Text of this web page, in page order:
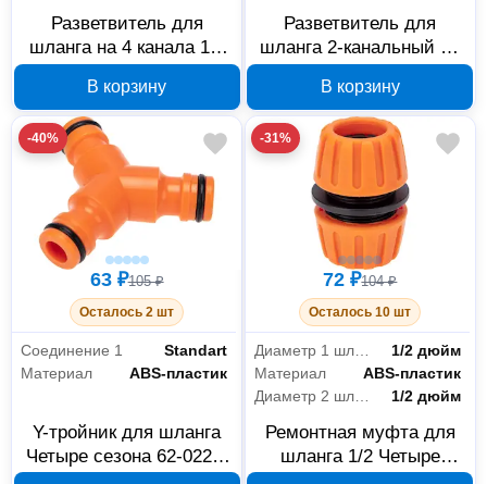
Разветвитель для
шланга на 4 канала 1/2
0225
В корзину
Разветвитель для
шланга 2-канальный на
сезона 62-0223
В корзину
-40%
63 ₽105 ₽
Осталось 2 шт
Соединение 1
Standart
Материал
ABS-пластик
Y-тройник для шланга
Четыре сезона 62-0222-
-31%
72 ₽104 ₽
Осталось 10 шт
Диаметр 1 шланга
1/2 дюйм
Материал
ABS-пластик
Диаметр 2 шланга
1/2 дюйм
Ремонтная муфта для
шланга 1/2 Четыре